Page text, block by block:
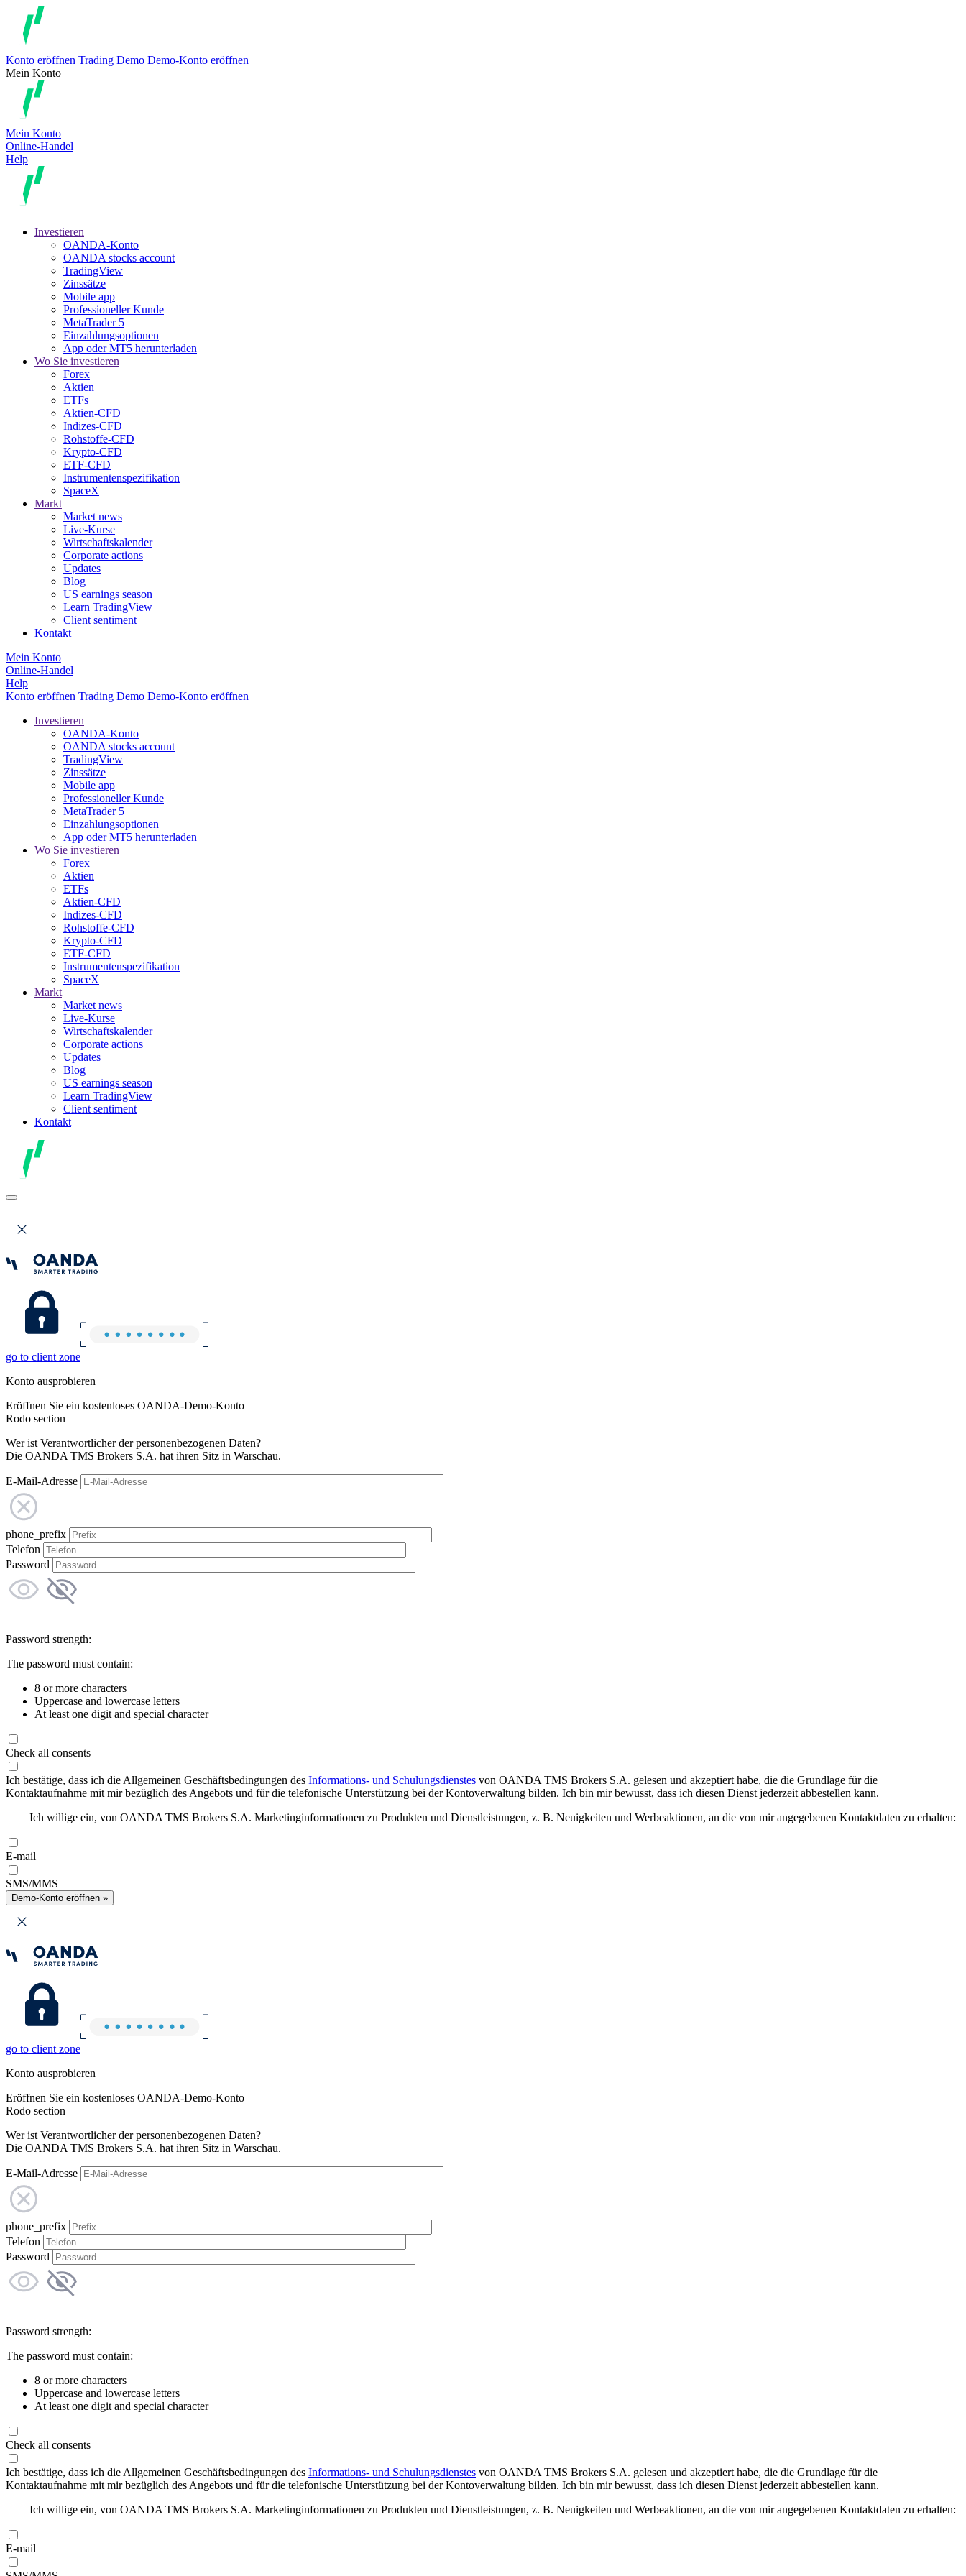
Konto eröffnen Trading Demo Demo-Konto eröffnen
Mein Konto
Mein Konto
Online-Handel
Help
Investieren
OANDA-Konto
OANDA stocks account
TradingView
Zinssätze
Mobile app
Professioneller Kunde
MetaTrader 5
Einzahlungsoptionen
App oder MT5 herunterladen
Wo Sie investieren
Forex
Aktien
ETFs
Aktien-CFD
Indizes-CFD
Rohstoffe-CFD
Krypto-CFD
ETF-CFD
Instrumentenspezifikation
SpaceX
Markt
Market news
Live-Kurse
Wirtschaftskalender
Corporate actions
Updates
Blog
US earnings season
Learn TradingView
Client sentiment
Kontakt
Mein Konto
Online-Handel
Help
Konto eröffnen Trading Demo Demo-Konto eröffnen
Investieren
OANDA-Konto
OANDA stocks account
TradingView
Zinssätze
Mobile app
Professioneller Kunde
MetaTrader 5
Einzahlungsoptionen
App oder MT5 herunterladen
Wo Sie investieren
Forex
Aktien
ETFs
Aktien-CFD
Indizes-CFD
Rohstoffe-CFD
Krypto-CFD
ETF-CFD
Instrumentenspezifikation
SpaceX
Markt
Market news
Live-Kurse
Wirtschaftskalender
Corporate actions
Updates
Blog
US earnings season
Learn TradingView
Client sentiment
Kontakt
go to client zone
Konto ausprobieren
Eröffnen Sie ein kostenloses OANDA-Demo-Konto
Rodo section
Wer ist Verantwortlicher der personenbezogenen Daten?
Die OANDA TMS Brokers S.A. hat ihren Sitz in Warschau.
E-Mail-Adresse
phone_prefix
Telefon
Password
Password strength:
The password must contain:
8 or more characters
Uppercase and lowercase letters
At least one digit and special character
Check all consents
Ich bestätige, dass ich die Allgemeinen Geschäftsbedingungen des Informations- und Schulungsdienstes von OANDA TMS Brokers S.A. gelesen und akzeptiert habe, die die Grundlage für die
Kontaktaufnahme mit mir bezüglich des Angebots und für die telefonische Unterstützung bei der Kontoverwaltung bilden. Ich bin mir bewusst, dass ich diesen Dienst jederzeit abbestellen kann.
Ich willige ein, von OANDA TMS Brokers S.A. Marketinginformationen zu Produkten und Dienstleistungen, z. B. Neuigkeiten und Werbeaktionen, an die von mir angegebenen Kontaktdaten zu erhalten:
E-mail
SMS/MMS
Demo-Konto eröffnen »
go to client zone
Konto ausprobieren
Eröffnen Sie ein kostenloses OANDA-Demo-Konto
Rodo section
Wer ist Verantwortlicher der personenbezogenen Daten?
Die OANDA TMS Brokers S.A. hat ihren Sitz in Warschau.
E-Mail-Adresse
phone_prefix
Telefon
Password
Password strength:
The password must contain:
8 or more characters
Uppercase and lowercase letters
At least one digit and special character
Check all consents
Ich bestätige, dass ich die Allgemeinen Geschäftsbedingungen des Informations- und Schulungsdienstes von OANDA TMS Brokers S.A. gelesen und akzeptiert habe, die die Grundlage für die
Kontaktaufnahme mit mir bezüglich des Angebots und für die telefonische Unterstützung bei der Kontoverwaltung bilden. Ich bin mir bewusst, dass ich diesen Dienst jederzeit abbestellen kann.
Ich willige ein, von OANDA TMS Brokers S.A. Marketinginformationen zu Produkten und Dienstleistungen, z. B. Neuigkeiten und Werbeaktionen, an die von mir angegebenen Kontaktdaten zu erhalten:
E-mail